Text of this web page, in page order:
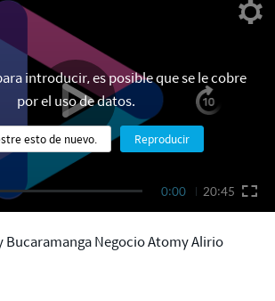
0:00 20:45
introducir, es posible que se le cobre
por el uso de datos.
esto de nuevo. Reproducir
Bucaramanga Negocio Atomy Alirio